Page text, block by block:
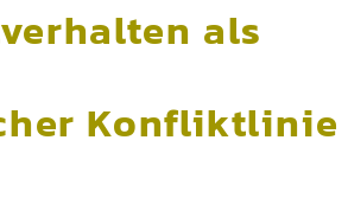
als
Konfliktlinie